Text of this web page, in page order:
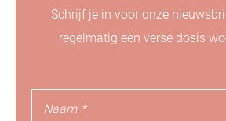
Schrijf je in voor onze
regelmatig een verse dosis
Naam *